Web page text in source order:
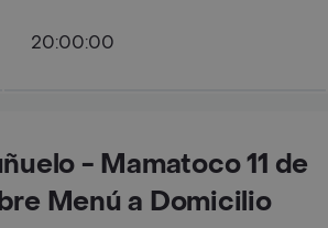
20:00:00
- Mamatoco 11 de
Menú a Domicilio